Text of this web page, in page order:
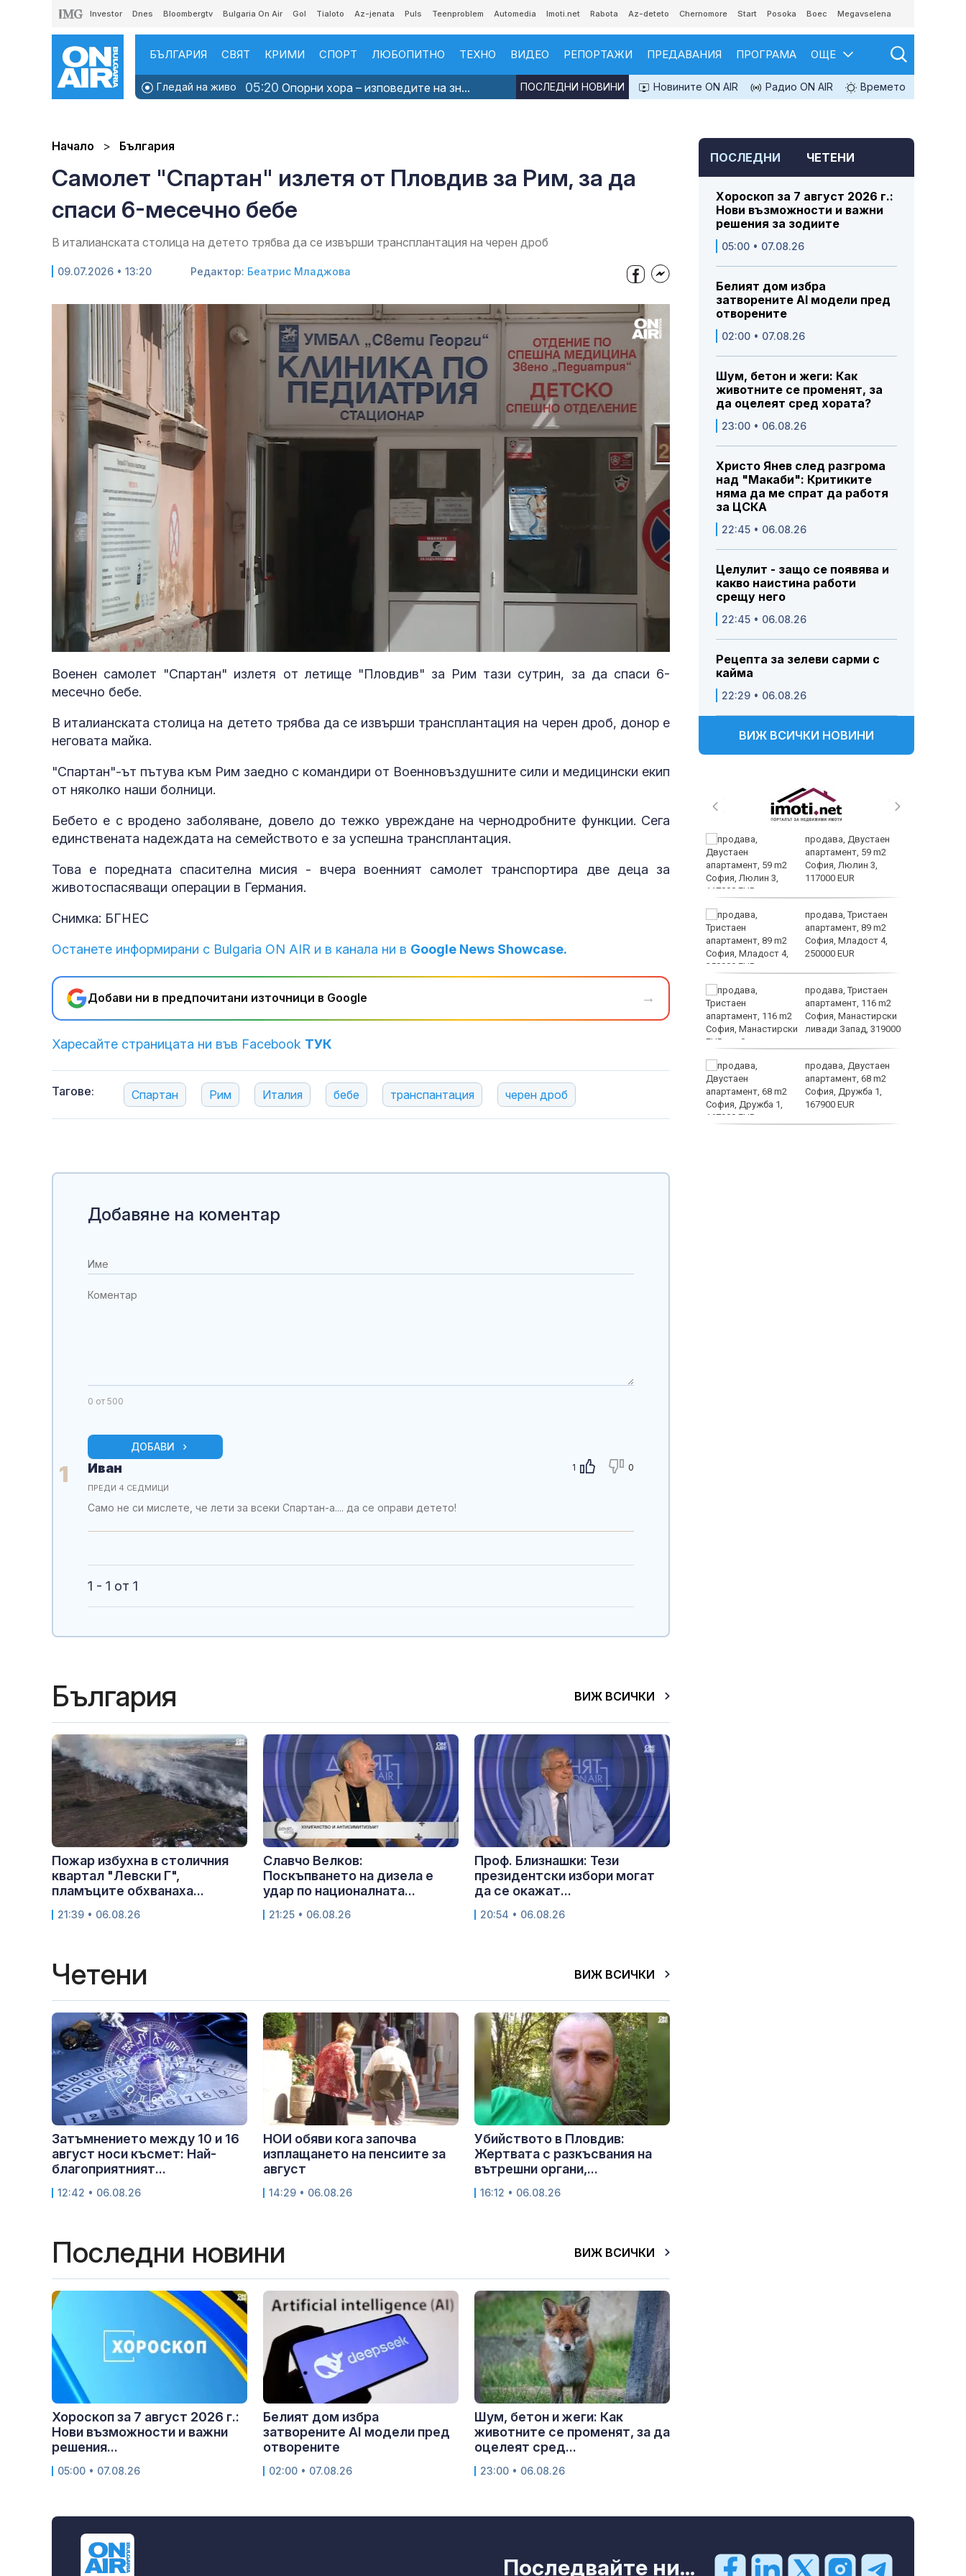
Investor Dnes Bloombergtv Bulgaria On Air Gol Tialoto Az-jenata Puls Teenproblem Automedia Imoti.net Rabota Az-deteto Chernomore Start Posoka Boec Megavselena
БЪЛГАРИЯ СВЯТ КРИМИ СПОРТ ЛЮБОПИТНО ТЕХНО ВИДЕО РЕПОРТАЖИ ПРЕДАВАНИЯ ПРОГРАМА ОЩЕ
Гледай на живо 05:20 Опорни хора – изповедите на зн... Новините ON AIR Радио ON AIR Времето
ПОСЛЕДНИ НОВИНИ
Начало България
Самолет "Спартан" излетя от Пловдив за Рим, за да
спаси 6-месечно бебе
В италианската столица на детето трябва да се извърши трансплантация на черен дроб
09.07.2026 • 13:20 Редактор: Беатрис Младжова
Unmute
Военен самолет "Спартан" излетя от летище "Пловдив" за Рим тази сутрин, за да спаси 6-
месечно бебе.
В италианската столица на детето трябва да се извърши трансплантация на черен дроб, донор е
неговата майка.
"Спартан"-ът пътува към Рим заедно с командири от Военновъздушните сили и медицински екип
от няколко наши болници.
Бебето е с вродено заболяване, довело до тежко увреждане на чернодробните функции. Сега
единствената надеждата на семейството е за успешна трансплантация.
Това е поредната спасителна мисия - вчера военният самолет транспортира две деца за
животоспасяващи операции в Германия.
Снимка: БГНЕС
Останете информирани с Bulgaria ON AIR и в канала ни в Google News Showcase.
Добави ни в предпочитани източници в Google →
Харесайте страницата ни във Facebook ТУК
Тагове: Спартан Рим Италия бебе транспантация черен дроб
ПОСЛЕДНИ ЧЕТЕНИ
Хороскоп за 7 август 2026 г.:
Нови възможности и важни
решения за зодиите
05:00 • 07.08.26
Белият дом избра
затворените AI модели пред
отворените
02:00 • 07.08.26
Шум, бетон и жеги: Как
животните се променят, за
да оцелеят сред хората?
23:00 • 06.08.26
Христо Янев след разгрома
над "Макаби": Критиките
няма да ме спрат да работя
за ЦСКА
22:45 • 06.08.26
Целулит - защо се появява и
какво наистина работи
срещу него
22:45 • 06.08.26
Рецепта за зелеви сарми с
кайма
22:29 • 06.08.26
ВИЖ ВСИЧКИ НОВИНИ
Днес се прощаваме с
Димитър Шумналиев
предизвикателство за
в “месомелачката”
щурмовите
хеликоптери тренират
полети под радара
повече?
родители: Режимът и
продава, Двустаен
апартамент, 59 m2
София, Люлин 3,
117000 EUR
продава, Тристаен
апартамент, 89 m2
София, Младост 4,
250000 EUR
продава, Тристаен
апартамент, 116 m2
София, Манастирски
ливади Запад, 319000
EUR
продава, Двустаен
апартамент, 68 m2
София, Дружба 1,
167900 EUR
Добавяне на коментар
0 от 500
ДОБАВИ
1 1 0
Иван
ПРЕДИ 4 СЕДМИЦИ
Само не си мислете, че лети за всеки Спартан-а.... да се оправи детето!
1 - 1 от 1
България ВИЖ ВСИЧКИ
Пожар избухна в столичния
квартал "Левски Г",
пламъците обхванаха...
21:39 • 06.08.26
Славчо Велков:
Поскъпването на дизела е
удар по националната...
21:25 • 06.08.26
Проф. Близнашки: Тези
президентски избори могат
да се окажат...
20:54 • 06.08.26
Четени ВИЖ ВСИЧКИ
Затъмнението между 10 и 16
август носи късмет: Най-
благоприятният...
12:42 • 06.08.26
НОИ обяви кога започва
изплащането на пенсиите за
август
14:29 • 06.08.26
Убийството в Пловдив:
Жертвата с разкъсвания на
вътрешни органи,...
16:12 • 06.08.26
Последни новини ВИЖ ВСИЧКИ
Хороскоп за 7 август 2026 г.:
Нови възможности и важни
решения...
05:00 • 07.08.26
Белият дом избра
затворените AI модели пред
отворените
02:00 • 07.08.26
Шум, бетон и жеги: Как
животните се променят, за да
оцелеят сред...
23:00 • 06.08.26
Последвайте ни...